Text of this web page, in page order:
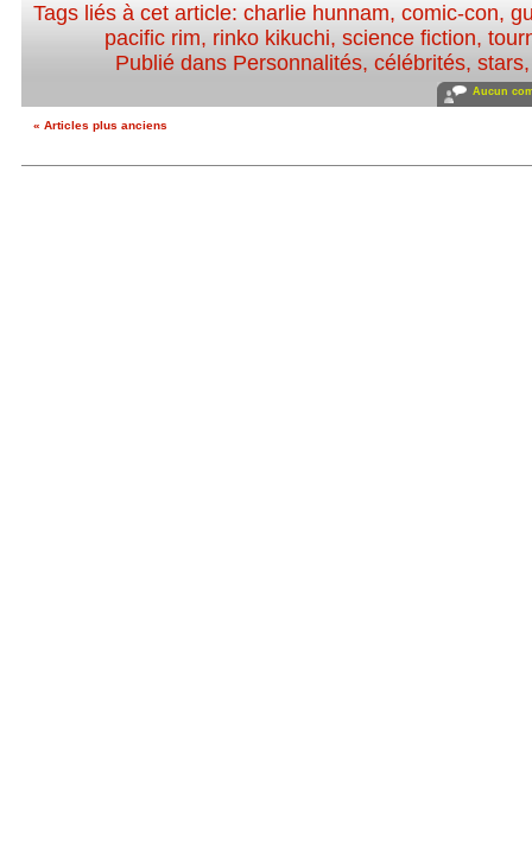
Tags liés à cet article: charlie hunnam, comic-con,
pacific rim, rinko kikuchi,science fiction,
Publié dans Personnalités, célébrités, stars
Aucun
« Articles plus anciens